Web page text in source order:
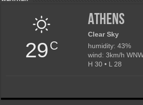
29C
Athens
Clear Sky
humidity: 43%
wind: 3km/h
H 30 • L 28